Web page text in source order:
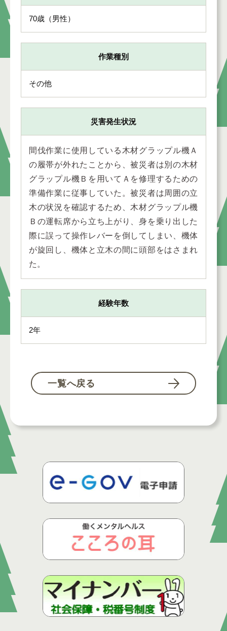
70歳（男性）
作業種別
その他
災害発生状況
間伐作業に使用している木材グラップル機Ａ
の履帯が外れたことから、被災者は別の木材
グラップル機Ｂを用いてＡを修理するための
準備作業に従事していた。被災者は周囲の立
木の状況を確認するため、木材グラップル機
Ｂの運転席から立ち上がり、身を乗り出した
際に誤って操作レバーを倒してしまい、機体
が旋回し、機体と立木の間に頭部をはさまれ
た。
経験年数
2年
一覧へ戻る